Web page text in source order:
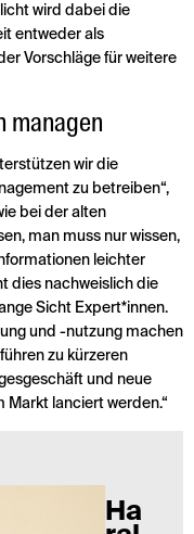
wird dabei die
entweder als
Vorschläge für weitere
managen
wir die
zu betreiben“,
bei der alten
man muss nur wissen,
leichter
dies nachweislich die
Sicht Expert*innen.
und -nutzung machen
zu kürzeren
und neue
Markt lanciert werden.“
Ha